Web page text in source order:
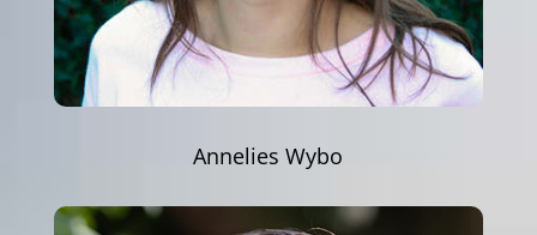
Annelies Wybo